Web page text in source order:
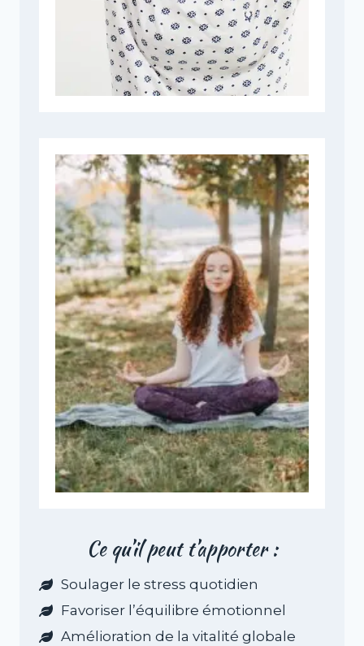
Ce qu’il peut t’apporter :
Soulager le stress quotidien
Favoriser l’équilibre émotionnel
Amélioration de la vitalité globale